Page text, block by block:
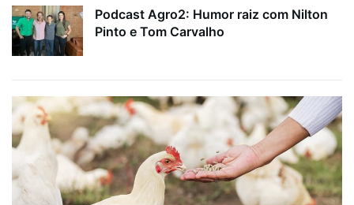
Podcast Agro2: Humor raiz com Nilton
Pinto e Tom Carvalho